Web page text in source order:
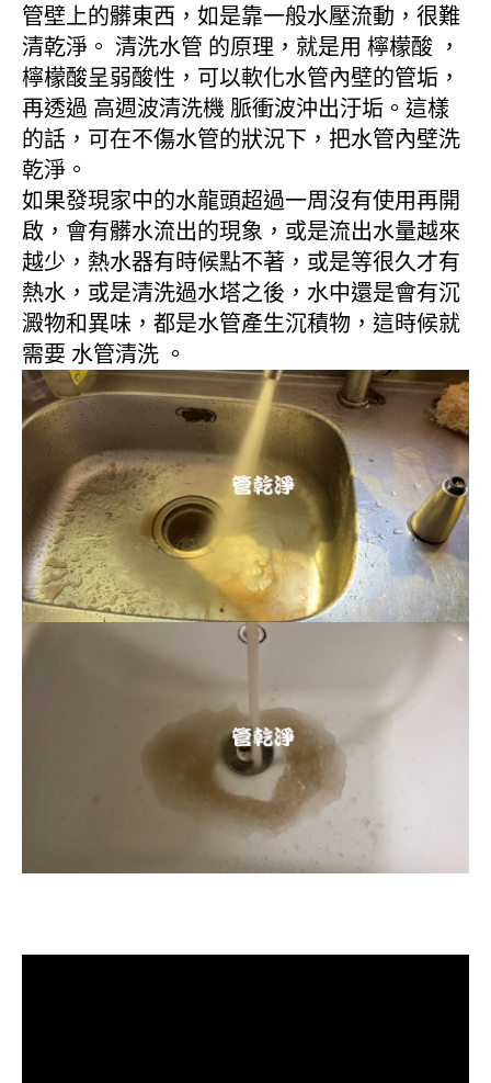
管壁上的髒東西，如是靠一般水壓流動，很難
清乾淨。 清洗水管 的原理，就是用 檸檬酸 ，
檸檬酸呈弱酸性，可以軟化水管內壁的管垢，
再透過 高週波清洗機 脈衝波沖出汙垢。這樣
的話，可在不傷水管的狀況下，把水管內壁洗
乾淨。
如果發現家中的水龍頭超過一周沒有使用再開
啟，會有髒水流出的現象，或是流出水量越來
越少，熱水器有時候點不著，或是等很久才有
熱水，或是清洗過水塔之後，水中還是會有沉
澱物和異味，都是水管產生沉積物，這時候就
需要 水管清洗 。